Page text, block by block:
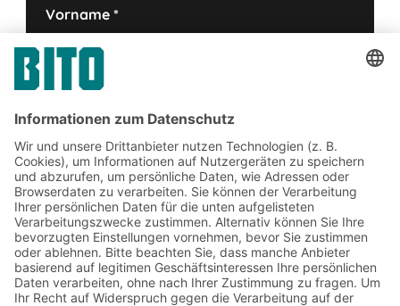
Vorname*
Firma
Ja, ich habe dieDatenschutzhinweise
gelesen und akzeptiere diese.*